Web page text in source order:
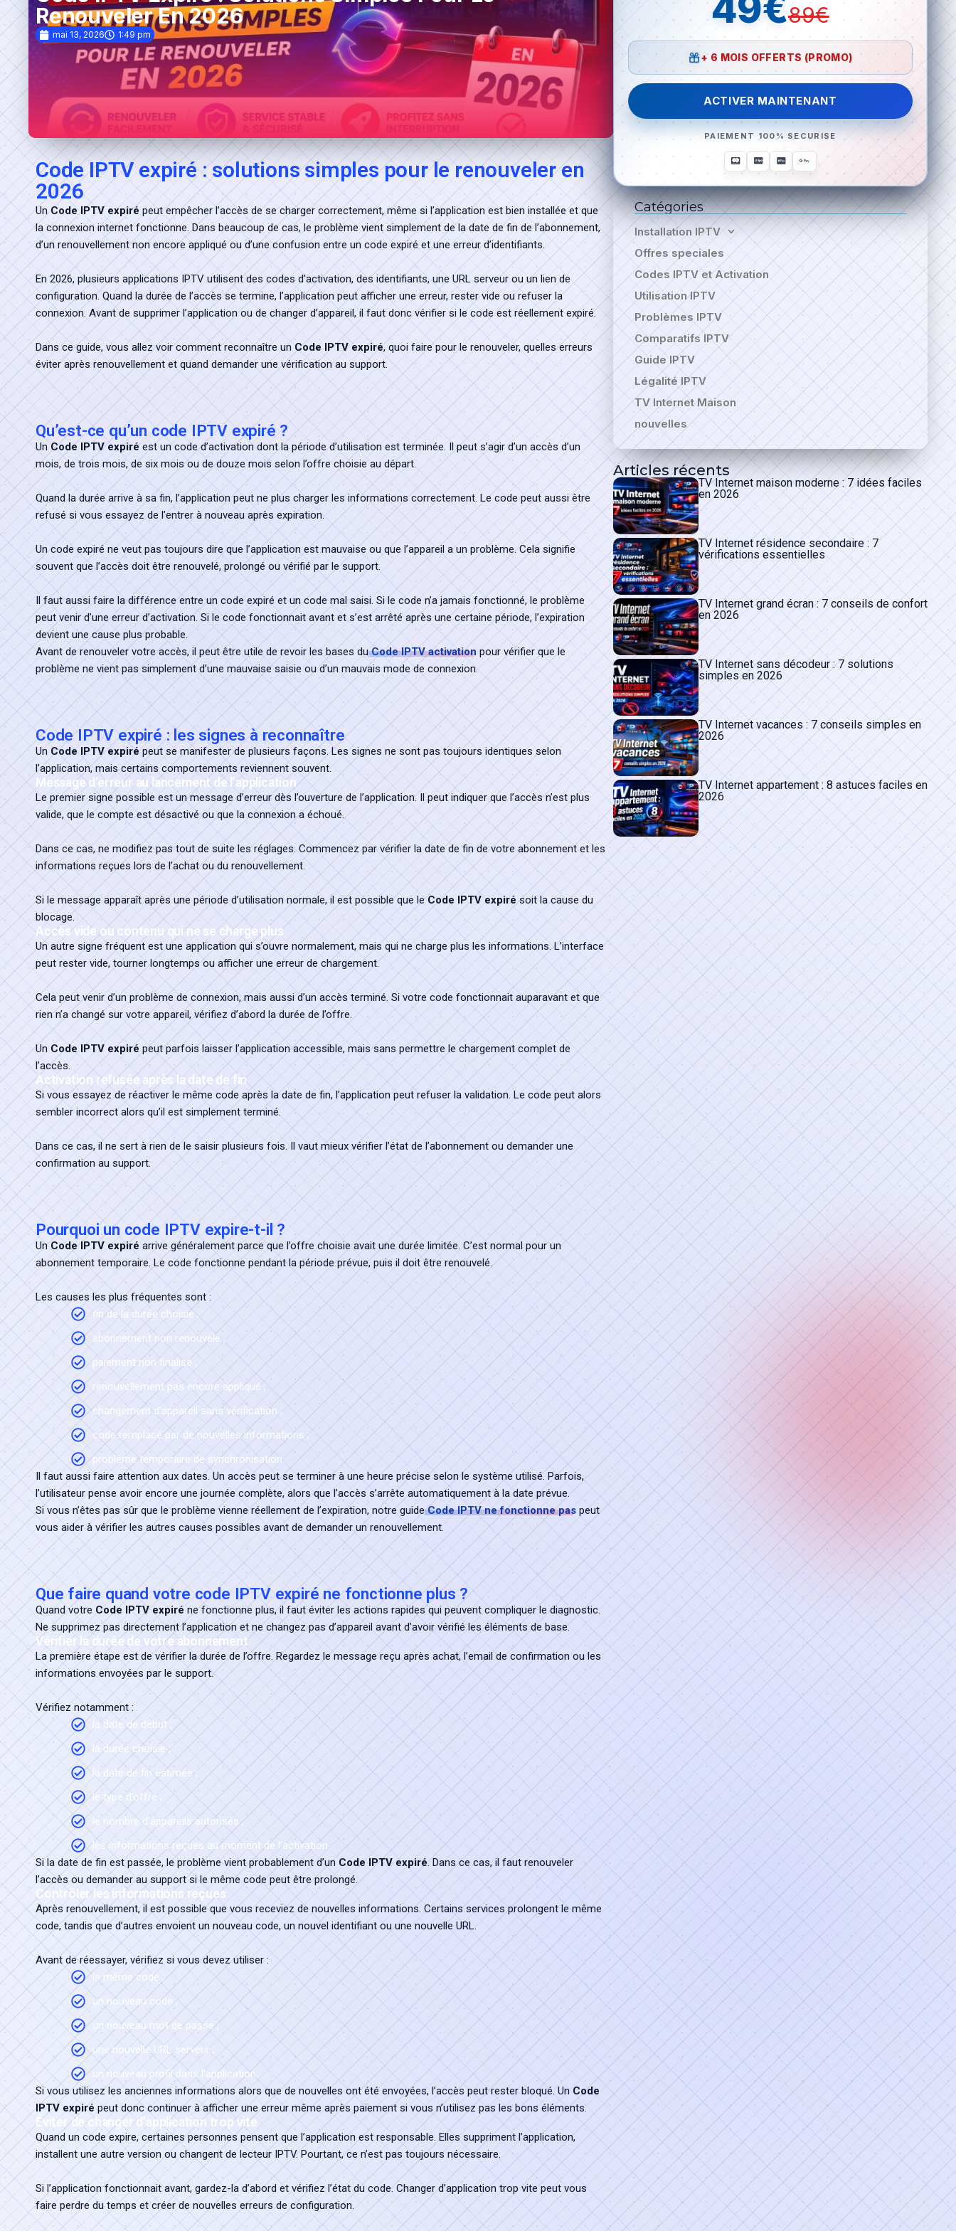
Liste des Chaines
S'abonner maintenant
Renouveler En 2026
mai 13, 2026 1:49 pm
Code IPTV expiré : solutions simples pour le renouveler en
2026
Un Code IPTV expiré peut empêcher l’accès de se charger correctement, même si l’application est bien installée et que
la connexion internet fonctionne. Dans beaucoup de cas, le problème vient simplement de la date de fin de l’abonnement,
d’un renouvellement non encore appliqué ou d’une confusion entre un code expiré et une erreur d’identifiants.
En 2026, plusieurs applications IPTV utilisent des codes d’activation, des identifiants, une URL serveur ou un lien de
configuration. Quand la durée de l’accès se termine, l’application peut afficher une erreur, rester vide ou refuser la
connexion. Avant de supprimer l’application ou de changer d’appareil, il faut donc vérifier si le code est réellement expiré.
Dans ce guide, vous allez voir comment reconnaître un Code IPTV expiré, quoi faire pour le renouveler, quelles erreurs
éviter après renouvellement et quand demander une vérification au support.
Qu’est-ce qu’un code IPTV expiré ?
Un Code IPTV expiré est un code d’activation dont la période d’utilisation est terminée. Il peut s’agir d’un accès d’un
mois, de trois mois, de six mois ou de douze mois selon l’offre choisie au départ.
Quand la durée arrive à sa fin, l’application peut ne plus charger les informations correctement. Le code peut aussi être
refusé si vous essayez de l’entrer à nouveau après expiration.
Un code expiré ne veut pas toujours dire que l’application est mauvaise ou que l’appareil a un problème. Cela signifie
souvent que l’accès doit être renouvelé, prolongé ou vérifié par le support.
Il faut aussi faire la différence entre un code expiré et un code mal saisi. Si le code n’a jamais fonctionné, le problème
peut venir d’une erreur d’activation. Si le code fonctionnait avant et s’est arrêté après une certaine période, l’expiration
devient une cause plus probable.
Avant de renouveler votre accès, il peut être utile de revoir les bases duCode IPTV activation pour vérifier que le
problème ne vient pas simplement d’une mauvaise saisie ou d’un mauvais mode de connexion.
Code IPTV expiré : les signes à reconnaître
Un Code IPTV expiré peut se manifester de plusieurs façons. Les signes ne sont pas toujours identiques selon
l’application, mais certains comportements reviennent souvent.
Message d’erreur au lancement de l’application
Le premier signe possible est un message d’erreur dès l’ouverture de l’application. Il peut indiquer que l’accès n’est plus
valide, que le compte est désactivé ou que la connexion a échoué.
Dans ce cas, ne modifiez pas tout de suite les réglages. Commencez par vérifier la date de fin de votre abonnement et les
informations reçues lors de l’achat ou du renouvellement.
Si le message apparaît après une période d’utilisation normale, il est possible que le Code IPTV expiré soit la cause du
blocage.
Accès vide ou contenu qui ne se charge plus
Un autre signe fréquent est une application qui s’ouvre normalement, mais qui ne charge plus les informations. L’interface
peut rester vide, tourner longtemps ou afficher une erreur de chargement.
Cela peut venir d’un problème de connexion, mais aussi d’un accès terminé. Si votre code fonctionnait auparavant et que
rien n’a changé sur votre appareil, vérifiez d’abord la durée de l’offre.
Un Code IPTV expiré peut parfois laisser l’application accessible, mais sans permettre le chargement complet de
l’accès.
Activation refusée après la date de fin
Si vous essayez de réactiver le même code après la date de fin, l’application peut refuser la validation. Le code peut alors
sembler incorrect alors qu’il est simplement terminé.
Dans ce cas, il ne sert à rien de le saisir plusieurs fois. Il vaut mieux vérifier l’état de l’abonnement ou demander une
confirmation au support.
Pourquoi un code IPTV expire-t-il ?
Un Code IPTV expiré arrive généralement parce que l’offre choisie avait une durée limitée. C’est normal pour un
abonnement temporaire. Le code fonctionne pendant la période prévue, puis il doit être renouvelé.
Les causes les plus fréquentes sont :
fin de la durée choisie ;
abonnement non renouvelé ;
paiement non finalisé ;
renouvellement pas encore appliqué ;
changement d’appareil sans vérification ;
code remplacé par de nouvelles informations ;
problème temporaire de synchronisation.
Il faut aussi faire attention aux dates. Un accès peut se terminer à une heure précise selon le système utilisé. Parfois,
l’utilisateur pense avoir encore une journée complète, alors que l’accès s’arrête automatiquement à la date prévue.
Si vous n’êtes pas sûr que le problème vienne réellement de l’expiration, notre guideCode IPTV ne fonctionne pas peut
vous aider à vérifier les autres causes possibles avant de demander un renouvellement.
Que faire quand votre code IPTV expiré ne fonctionne plus ?
Quand votre Code IPTV expiré ne fonctionne plus, il faut éviter les actions rapides qui peuvent compliquer le diagnostic.
Ne supprimez pas directement l’application et ne changez pas d’appareil avant d’avoir vérifié les éléments de base.
Vérifier la durée de votre abonnement
La première étape est de vérifier la durée de l’offre. Regardez le message reçu après achat, l’email de confirmation ou les
informations envoyées par le support.
Vérifiez notamment :
la date de début ;
la durée choisie ;
la date de fin estimée ;
le type d’offre ;
le nombre d’appareils autorisés ;
les informations reçues au moment de l’activation.
Si la date de fin est passée, le problème vient probablement d’un Code IPTV expiré. Dans ce cas, il faut renouveler
l’accès ou demander au support si le même code peut être prolongé.
Contrôler les informations reçues
Après renouvellement, il est possible que vous receviez de nouvelles informations. Certains services prolongent le même
code, tandis que d’autres envoient un nouveau code, un nouvel identifiant ou une nouvelle URL.
Avant de réessayer, vérifiez si vous devez utiliser :
le même code ;
un nouveau code ;
un nouveau mot de passe ;
une nouvelle URL serveur ;
un nouveau profil dans l’application.
Si vous utilisez les anciennes informations alors que de nouvelles ont été envoyées, l’accès peut rester bloqué. Un Code
IPTV expiré peut donc continuer à afficher une erreur même après paiement si vous n’utilisez pas les bons éléments.
Éviter de changer d’application trop vite
Quand un code expire, certaines personnes pensent que l’application est responsable. Elles suppriment l’application,
installent une autre version ou changent de lecteur IPTV. Pourtant, ce n’est pas toujours nécessaire.
Si l’application fonctionnait avant, gardez-la d’abord et vérifiez l’état du code. Changer d’application trop vite peut vous
faire perdre du temps et créer de nouvelles erreurs de configuration.
89€
+ 6 MOIS OFFERTS (PROMO)
ACTIVER MAINTENANT
PAIEMENT 100% SECURISE
Catégories
Installation IPTV
Offres speciales
Codes IPTV et Activation
Utilisation IPTV
Problèmes IPTV
Comparatifs IPTV
Guide IPTV
Légalité IPTV
TV Internet Maison
nouvelles
Articles récents
TV Internet maison moderne : 7 idées faciles
en 2026
TV Internet résidence secondaire : 7
vérifications essentielles
TV Internet grand écran : 7 conseils de confort
en 2026
TV Internet sans décodeur : 7 solutions
simples en 2026
TV Internet vacances : 7 conseils simples en
2026
TV Internet appartement : 8 astuces faciles en
2026